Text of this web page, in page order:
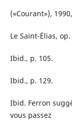
(«Courant»),
Le Saint-Élias,
Ibid., p. 105.
Ibid., p. 129.
Ibid. Ferron
vous passez